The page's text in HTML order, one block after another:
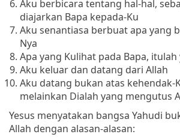
Aku berbicara tentang hal-hal,
diajarkan Bapa kepada-Ku
Aku senantiasa berbuat apa yang
Nya
Apa yang Kulihat pada Bapa,
Aku keluar dan datang dari Allah
Aku datang bukan atas kehendak-
melainkan Dialah yang mengutus
Yesus menyatakan bangsa Yahudi
Allah dengan alasan-alasan: